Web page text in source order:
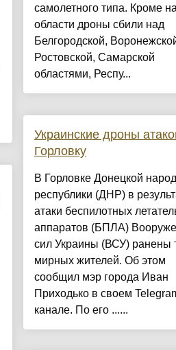
самолетного типа. Кроме
области дроны сбили над
Белгородской,
Ростовской, Самарской
областями, Респу...
Украинские дроны
Горловку
В Горловке Донецкой
республики (ДНР) в
атаки беспилотных
аппаратов (БПЛА)
сил Украины (ВСУ) ранены
мирных жителей. Об этом
сообщил мэр города Иван
Приходько в своем
канале. По его ......